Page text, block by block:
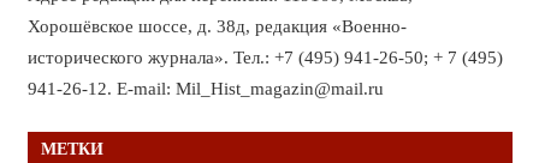
Хорошёвское шоссе, д. 38д, редакция «Военно-
исторического журнала». Тел.: +7 (495) 941-26-50; + 7 (495)
941-26-12. E-mail: Mil_Hist_magazin@mail.ru
МЕТКИ